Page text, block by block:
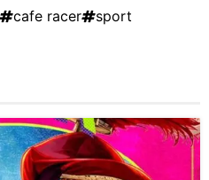
cafe racer
sport